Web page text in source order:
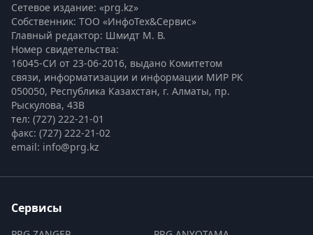
Сетевое издание: «prg.kz»
Собственник: ТОО «ИнфоТех&Сервис»
Главный редактор: Шмидт М. В.
Номер свидетельства:
16045-СИ от 23-06-2016, выдано Комитетом
связи, информатизации и информации МИР РК
050050, Республика Казахстан, г. Алматы, пр.
Рыскулова, 43В
тел: (727) 222-21-01
факс: (727) 222-21-02
email: info@prg.kz
Сервисы